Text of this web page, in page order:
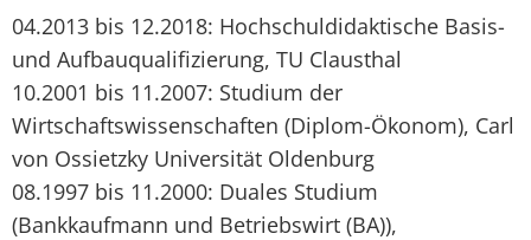
04.2013 bis 12.2018: Hochschuldidaktische Basis-
und Aufbauqualifizierung, TU Clausthal
10.2001 bis 11.2007: Studium der
Wirtschaftswissenschaften (Diplom-Ökonom), Carl
von Ossietzky Universität Oldenburg
08.1997 bis 11.2000: Duales Studium
(Bankkaufmann und Betriebswirt (BA)),